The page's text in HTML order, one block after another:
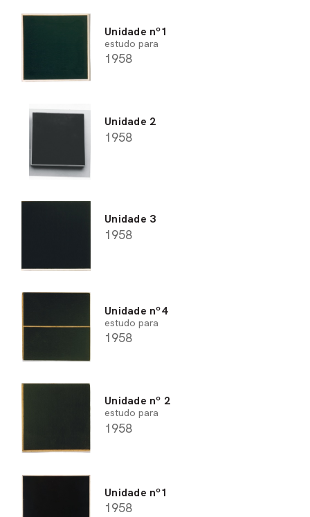
Unidade nº1
estudo para
1958
Unidade 2
1958
Unidade 3
1958
Unidade nº4
estudo para
1958
Unidade nº 2
estudo para
1958
Unidade nº1
1958